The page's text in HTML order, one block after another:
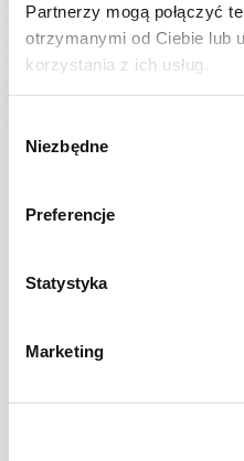
Partnerzy mogą połączyć
otrzymanymi od Ciebie lub
korzystania z ich usług.
zgody
Niezbędne
Preferencje
Statystyka
Marketing
CIASTA I TORTY
frużeliną